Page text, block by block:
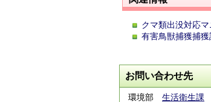
クマ類出没対応マ
有害鳥獣捕獲捕
お問い合わせ先
環境部 生活衛生課